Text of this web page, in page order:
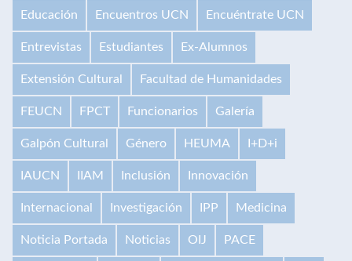
Educación Encuentros UCN Encuéntrate UCN
Entrevistas Estudiantes Ex-Alumnos
Extensión Cultural Facultad de Humanidades
FEUCN FPCT Funcionarios Galería
Galpón Cultural Género HEUMA I+D+i
IAUCN IIAM Inclusión Innovación
Internacional Investigación IPP Medicina
Noticia Portada Noticias OIJ PACE